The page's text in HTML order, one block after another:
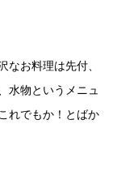
なお料理は先付、
水物というメニュ
れでもか！とばか